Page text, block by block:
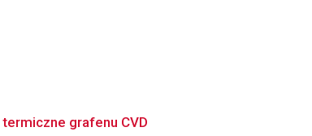
grafenu CVD